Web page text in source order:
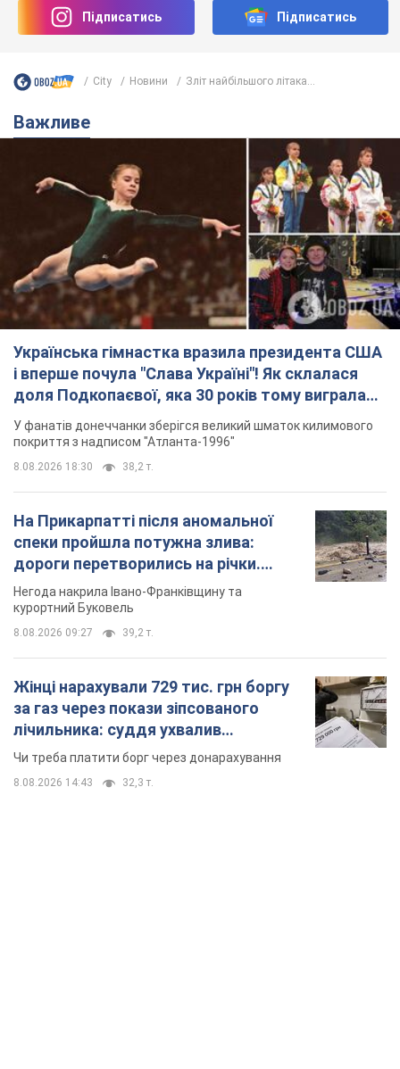
Підписатись Підписатись
City Новини Зліт найбільшого літака...
Важливе
Українська гімнастка вразила президента США
і вперше почула "Слава Україні"! Як склалася
доля Подкопаєвої, яка 30 років тому виграла
"золото" Олімпіади
У фанатів донеччанки зберігся великий шматок килимового
покриття з надписом "Атланта-1996"
8.08.2026 18:30 38,2 т.
На Прикарпатті після аномальної
спеки пройшла потужна злива:
дороги перетворились на річки.
Відео
Негода накрила Івано-Франківщину та
курортний Буковель
8.08.2026 09:27 39,2 т.
Жінці нарахували 729 тис. грн боргу
за газ через покази зіпсованого
лічильника: суддя ухвалив
неочікуване рішення
Чи треба платити борг через донарахування
8.08.2026 14:43 32,3 т.